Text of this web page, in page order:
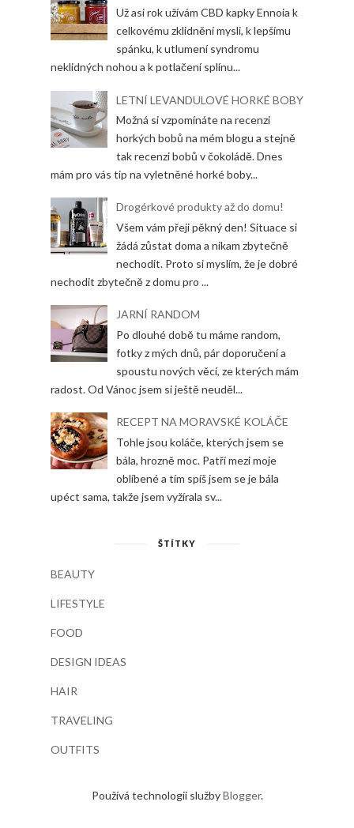
Už asi rok užívám CBD kapky Ennoia k
celkovému zklidnění mysli, k lepšímu
spánku, k utlumení syndromu
neklidných nohou a k potlačení splínu...
LETNÍ LEVANDULOVÉ HORKÉ BOBY
Možná si vzpomínáte na recenzi
horkých bobů na mém blogu a stejně
tak recenzi bobů v čokoládě. Dnes
mám pro vás tip na vyletněné horké boby...
Drogérkové produkty až do domu!
Všem vám přeji pěkný den! Situace si
žádá zůstat doma a nikam zbytečně
nechodit. Proto si myslím, že je dobré
nechodit zbytečně z domu pro ...
JARNÍ RANDOM
Po dlouhé době tu máme random,
fotky z mých dnů, pár doporučení a
spoustu nových věcí, ze kterých mám
radost. Od Vánoc jsem si ještě neuděl...
RECEPT NA MORAVSKÉ KOLÁČE
Tohle jsou koláče, kterých jsem se
bála, hrozně moc. Patří mezi moje
oblíbené a tím spíš jsem se je bála
upéct sama, takže jsem vyžírala sv...
ŠTÍTKY
BEAUTY
LIFESTYLE
FOOD
DESIGN IDEAS
HAIR
TRAVELING
OUTFITS
Používá technologii službyBlogger.